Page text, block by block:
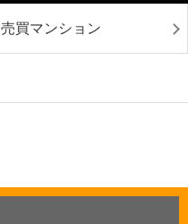
売買マンション